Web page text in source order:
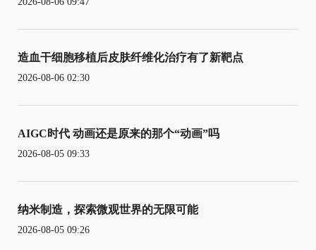
造血干细胞移植后皮肤纤维化治疗有了新靶点
2026-08-06 02:30
AIGC时代 动画还是原来的那个“动画”吗
2026-08-05 09:33
纳米制造，探索微观世界的无限可能
2026-08-05 09:26